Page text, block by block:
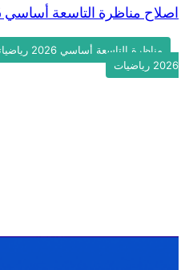
اصلاح مناظرة التاسعة أساسي 2025 رياضيات
مناظرة التاسعة أساسي 2026 رياضيات
2026 رياضيات